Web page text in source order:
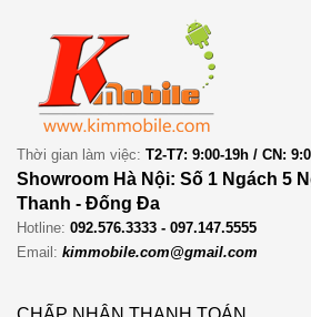
Thời gian làm việc: T2-T7: 9:00-19h / CN:
Showroom Hà Nội: Số 1 Ngách 5
Thanh - Đống Đa
Hotline: 092.576.3333 - 097.147.5555
Email: kimmobile.com@gmail.com